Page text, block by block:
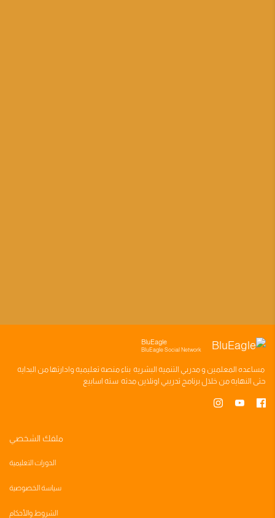
BluEagle
BluEagle Social Network
مساعده المعلمين ومدربي التنميه البشريه بناءمنصه تعليميه وادارتها من البدايه
حتى النهايه من خلال برنامج تدريبي اونلاين مدته سته اسابيع
ملفك الشخصي
الدورات التعليمية
سياسة الخصوصية
الشروط والأحكام